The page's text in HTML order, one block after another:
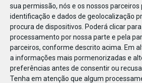
sua permissão, nós e os nossos
identificação e dados de geolocalização
procura de dispositivos. Poderá clicar
processamento por nossa parte e pela
parceiros, conforme descrito acima. Em
a informações mais pormenorizadas e
preferências antes de consentir ou
Tenha em atenção que algum